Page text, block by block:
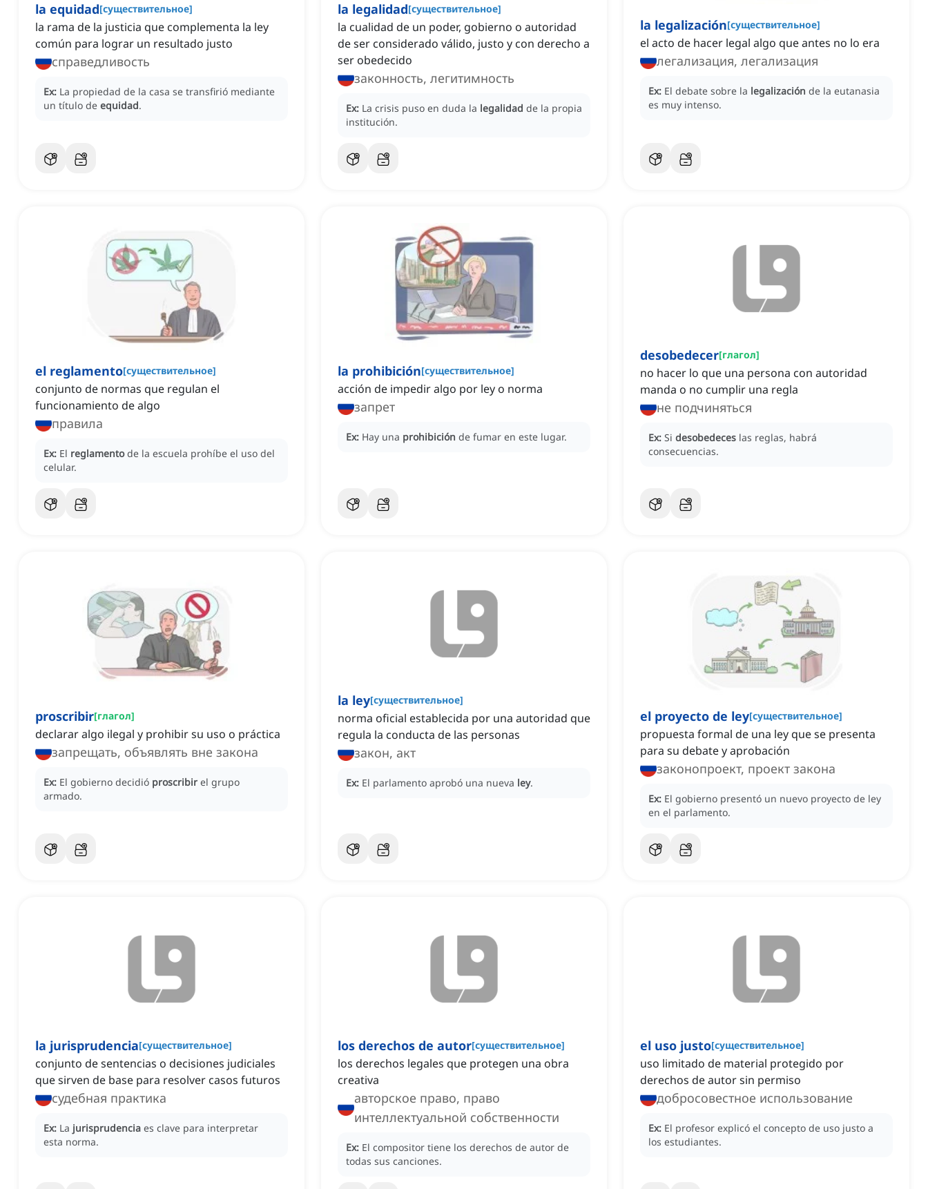
la equidad[существительное]
la rama de la justicia que complementa la ley
común para lograr un resultado justo
справедливость
Ex: La propiedad de la casa se transfirió mediante
un título de equidad.
la legalidad[существительное]
la cualidad de un poder, gobierno o autoridad
de ser considerado válido, justo y con derecho a
ser obedecido
законность, легитимность
Ex: La crisis puso en duda la legalidad de la propia
institución.
la legalización[существительное]
el acto de hacer legal algo que antes no lo era
легализация, легализация
Ex: El debate sobre la legalización de la eutanasia
es muy intenso.
el reglamento[существительное]
conjunto de normas que regulan el
funcionamiento de algo
правила
Ex: El reglamento de la escuela prohíbe el uso del
celular.
la prohibición[существительное]
acción de impedir algo por ley o norma
запрет
Ex: Hay una prohibición de fumar en este lugar.
desobedecer[глагол]
no hacer lo que una persona con autoridad
manda o no cumplir una regla
не подчиняться
Ex: Si desobedeces las reglas, habrá
consecuencias.
proscribir[глагол]
declarar algo ilegal y prohibir su uso o práctica
запрещать, объявлять вне закона
Ex: El gobierno decidió proscribir el grupo
armado.
la ley[существительное]
norma oficial establecida por una autoridad que
regula la conducta de las personas
закон, акт
Ex: El parlamento aprobó una nueva ley.
el proyecto de ley[существительное]
propuesta formal de una ley que se presenta
para su debate y aprobación
законопроект, проект закона
Ex: El gobierno presentó un nuevo proyecto de ley
en el parlamento.
la jurisprudencia[существительное]
conjunto de sentencias o decisiones judiciales
que sirven de base para resolver casos futuros
судебная практика
Ex: La jurisprudencia es clave para interpretar
esta norma.
los derechos de autor[существительное]
los derechos legales que protegen una obra
creativa
авторское право, право
интеллектуальной собственности
Ex: El compositor tiene los derechos de autor de
todas sus canciones.
el uso justo[существительное]
uso limitado de material protegido por
derechos de autor sin permiso
добросовестное использование
Ex: El profesor explicó el concepto de uso justo a
los estudiantes.